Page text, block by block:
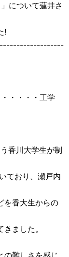
について蓮井さ
!
学
香川大学生が制
ており、瀬戸内
を香大生からの
ました。
の難しさを感じ